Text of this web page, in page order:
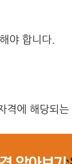
야 합니다.
격에 해당되는